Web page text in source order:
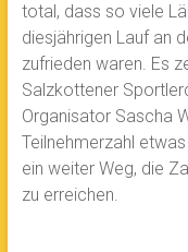
total, dass so viele
diesjährigen Lauf an
zufrieden waren. Es
Salzkottener
Organisator Sascha
Teilnehmerzahl
ein weiter Weg, die
zu erreichen.